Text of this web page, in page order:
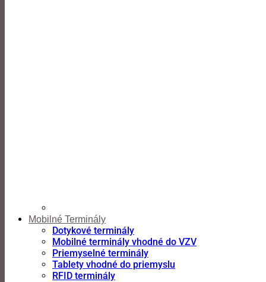
Mobilné Terminály
Dotykové terminály
Mobilné terminály vhodné do VZV
Priemyselné terminály
Tablety vhodné do priemyslu
RFID terminály